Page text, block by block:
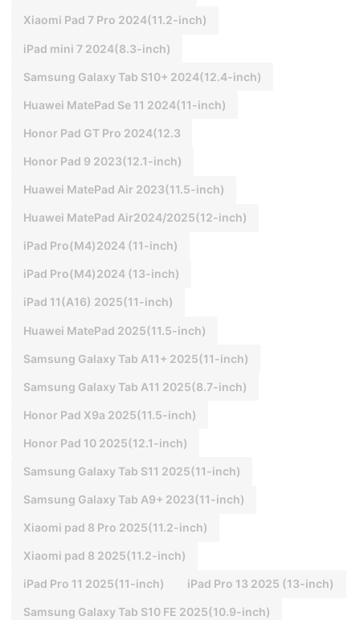
Xiaomi Pad 7 Pro 2024(11.2-inch)
iPad mini 7 2024(8.3-inch)
Samsung Galaxy Tab S10+ 2024(12.4-inch)
Huawei MatePad Se 11 2024(11-inch)
Honor Pad GT Pro 2024(12.3
Honor Pad 9 2023(12.1-inch)
Huawei MatePad Air 2023(11.5-inch)
Huawei MatePad Air2024/2025(12-inch)
iPad Pro(M4)2024 (11-inch)
iPad Pro(M4)2024 (13-inch)
iPad 11(A16) 2025(11-inch)
Huawei MatePad 2025(11.5-inch)
Samsung Galaxy Tab A11+ 2025(11-inch)
Samsung Galaxy Tab A11 2025(8.7-inch)
Honor Pad X9a 2025(11.5-inch)
Honor Pad 10 2025(12.1-inch)
Samsung Galaxy Tab S11 2025(11-inch)
Samsung Galaxy Tab A9+ 2023(11-inch)
Xiaomi pad 8 Pro 2025(11.2-inch)
Xiaomi pad 8 2025(11.2-inch)
iPad Pro 11 2025(11-inch) iPad Pro 13 2025 (13-inch)
Samsung Galaxy Tab S10 FE 2025(10.9-inch)